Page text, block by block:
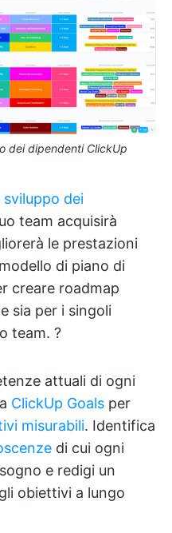
dei dipendenti ClickUp
dei
team acquisirà
le prestazioni
di piano di
creare roadmap
sia per i singoli
team. ?️
attuali di ogni
ClickUp Goals per
misurabili. Identifica
di cui ogni
e redigi un
obiettivi a lungo